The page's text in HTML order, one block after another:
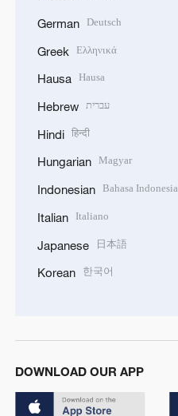
German Deutsch
Greek Ελληνικά
Hausa Hausa
Hebrew עברית
Hindi हिन्दी
Hungarian Magyar
Indonesian Bahasa Indonesia
Italian Italiano
Japanese 日本語
Korean 한국어
DOWNLOAD OUR APP